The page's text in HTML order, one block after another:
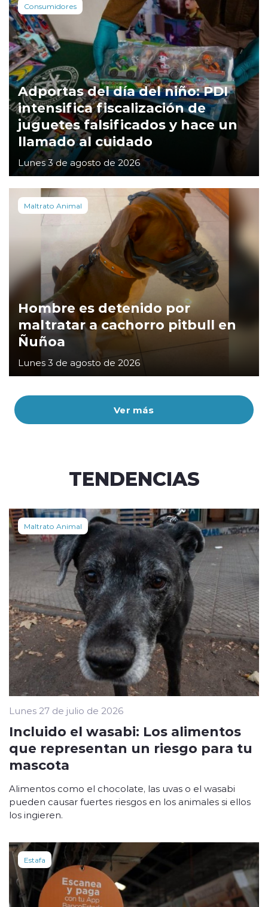
Ver más
Consumidores
Adportas del día del niño: PDI
intensifica fiscalización de
juguetes falsificados y hace un
llamado al cuidado
Lunes 3 de agosto de 2026
Maltrato Animal
Hombre es detenido por
maltratar a cachorro pitbull en
Ñuñoa
Lunes 3 de agosto de 2026
TENDENCIAS
Maltrato Animal
Lunes 27 de julio de 2026
Incluido el wasabi: Los alimentos
que representan un riesgo para tu
mascota
Alimentos como el chocolate, las uvas o el wasabi
pueden causar fuertes riesgos en los animales si ellos
los ingieren.
Estafa